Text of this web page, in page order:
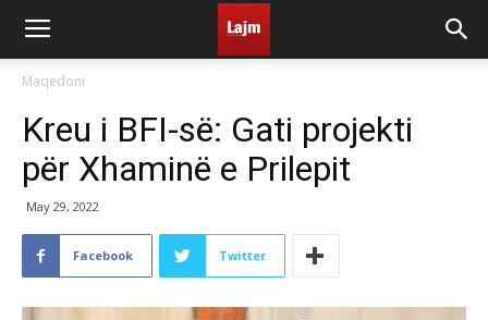
Maqedoni
Kreu i BFI-së: Gati projekti
për Xhaminë e Prilepit
May 29, 2022
Facebook Twitter